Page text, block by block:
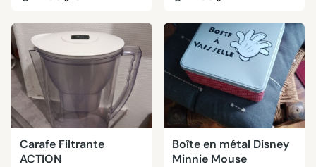
Carafe Filtrante
ACTION
Boîte en métal Disney
Minnie Mouse